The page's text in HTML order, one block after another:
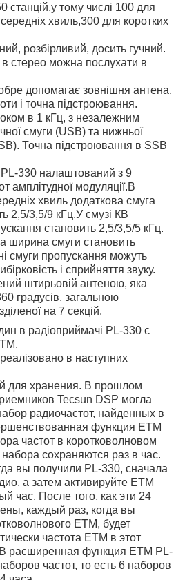
станцій,у тому числі 100 для
хвиль,300 для коротких
розбірливий, досить гучний.
стерео можна послухати в
допомагає зовнішня антена.
і точна підстроювання.
в 1 кГц, з незалежним
смуги (USB) та нижньої
Точна підстроювання в SSB
330 налаштований з 9
амплітудної модуляції.В
хвиль додаткова смуга
2,5/3,5/9 кГц.У смузі КВ
становить 2,5/3,5/5 кГц.
ширина смуги становить
смуги пропускання можуть
і сприйняття звуку.
штирьовій антеною, яка
градусів, загальною
на 7 секцій.
в радіоприймачі PL-330 є
в наступних
для хранения. В прошлом
Tecsun DSP могла
радиочастот, найденных в
функция ETM
частот в коротковолновом
сохраняются раз в час.
вы получили PL-330, сначала
а затем активируйте ETM
час. После того, как эти 24
каждый раз, когда вы
ETM, будет
частота ETM в этот
расширенная функция ETM PL-
частот, то есть 6 наборов